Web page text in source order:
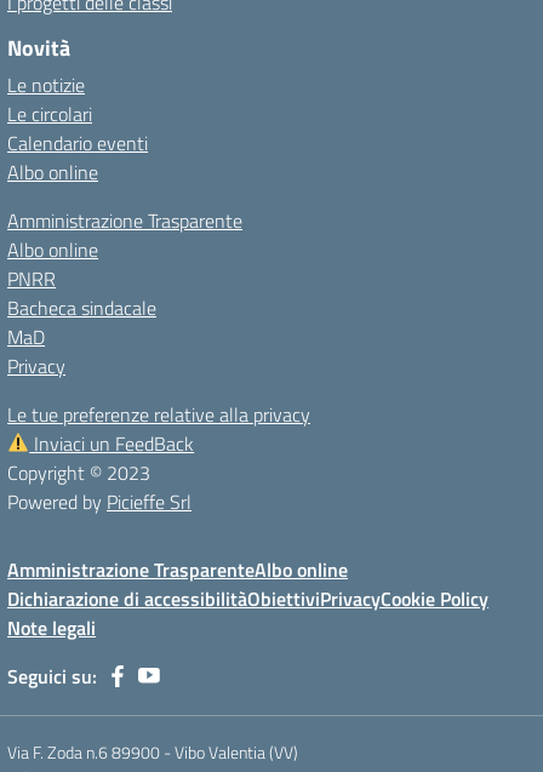
Novità
Le notizie
Le circolari
Calendario eventi
Albo online
Amministrazione Trasparente
Albo online
PNRR
Bacheca sindacale
MaD
Privacy
Le tue preferenze relative alla privacy
Inviaci un FeedBack
Copyright © 2023
Powered by Picieffe Srl
Amministrazione TrasparenteAlbo online
Dichiarazione di accessibilitàObiettiviPrivacyCookie Policy
Note legali
Seguici su:
Via F. Zoda n.6 89900 - Vibo Valentia (VV)